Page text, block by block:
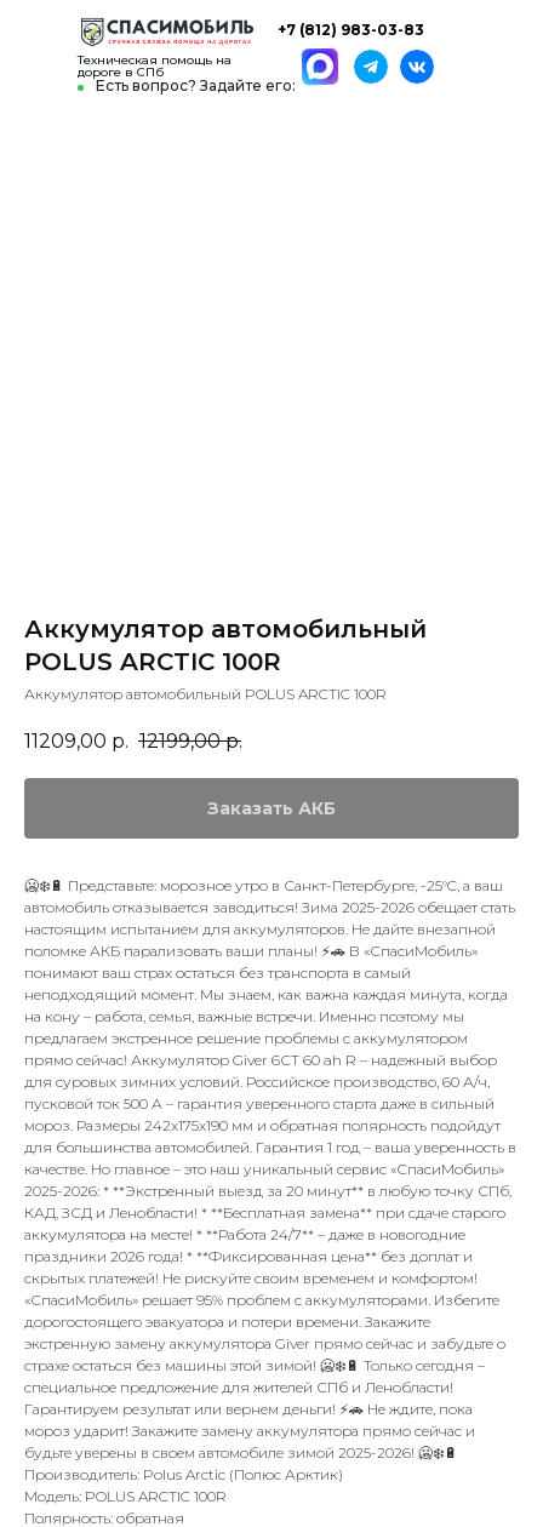
Есть вопрос? Задайте его:
+7 (812) 983-03-83
Техническая помощь на
дороге в СПб
Аккумулятор автомобильный
POLUS ARCTIC 100R
Аккумулятор автомобильный POLUS ARCTIC 100R
11209,00 р. 12199,00 р.
Заказать АКБ
🥶❄️🔋 Представьте: морозное утро в Санкт-Петербурге, -25°C, а ваш
автомобиль отказывается заводиться! Зима 2025-2026 обещает стать
настоящим испытанием для аккумуляторов. Не дайте внезапной
поломке АКБ парализовать ваши планы! ⚡🚗 В «СпасиМобиль»
понимают ваш страх остаться без транспорта в самый
неподходящий момент. Мы знаем, как важна каждая минута, когда
на кону – работа, семья, важные встречи. Именно поэтому мы
предлагаем экстренное решение проблемы с аккумулятором
прямо сейчас! Аккумулятор Giver 6СТ 60 ah R – надежный выбор
для суровых зимних условий. Российское производство, 60 А/ч,
пусковой ток 500 А – гарантия уверенного старта даже в сильный
мороз. Размеры 242x175x190 мм и обратная полярность подойдут
для большинства автомобилей. Гарантия 1 год – ваша уверенность в
качестве. Но главное – это наш уникальный сервис «СпасиМобиль»
2025-2026: * **Экстренный выезд за 20 минут** в любую точку СПб,
КАД, ЗСД и Ленобласти! * **Бесплатная замена** при сдаче старого
аккумулятора на месте! * **Работа 24/7** – даже в новогодние
праздники 2026 года! * **Фиксированная цена** без доплат и
скрытых платежей! Не рискуйте своим временем и комфортом!
«СпасиМобиль» решает 95% проблем с аккумуляторами. Избегите
дорогостоящего эвакуатора и потери времени. Закажите
экстренную замену аккумулятора Giver прямо сейчас и забудьте о
страхе остаться без машины этой зимой! 🥶❄️🔋 Только сегодня –
специальное предложение для жителей СПб и Ленобласти!
Гарантируем результат или вернем деньги! ⚡🚗 Не ждите, пока
мороз ударит! Закажите замену аккумулятора прямо сейчас и
будьте уверены в своем автомобиле зимой 2025-2026! 🥶❄️🔋
Производитель: Polus Arctic (Полюс Арктик)
Модель: POLUS ARCTIC 100R
Полярность: обратная